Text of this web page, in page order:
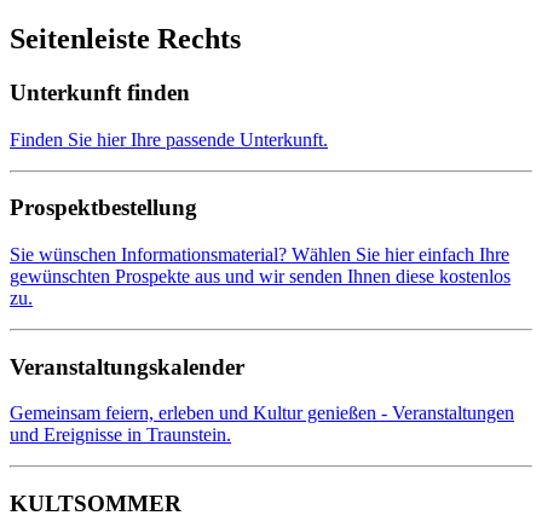
Seitenleiste Rechts
Unterkunft finden
Finden Sie hier Ihre passende Unterkunft.
Prospektbestellung
Sie wünschen Informationsmaterial? Wählen Sie hier einfach Ihre
gewünschten Prospekte aus und wir senden Ihnen diese kostenlos
zu.
Veranstaltungskalender
Gemeinsam feiern, erleben und Kultur genießen - Veranstaltungen
und Ereignisse in Traunstein.
KULTSOMMER